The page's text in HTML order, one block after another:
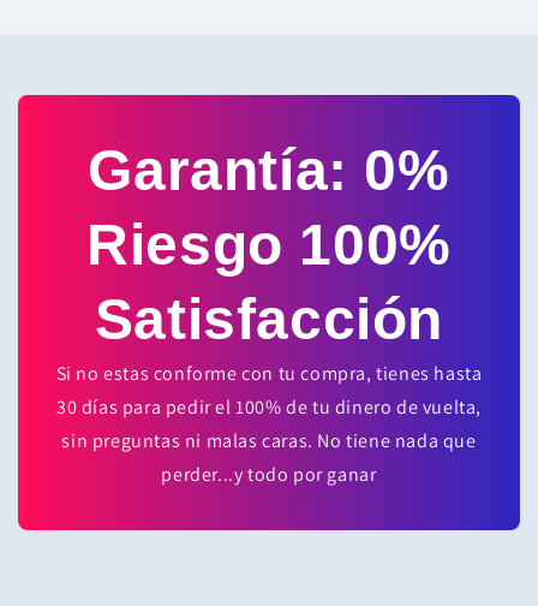
Garantía: 0%
Riesgo 100%
Satisfacción
Si no estas conforme con tu compra, tienes hasta
30 días para pedir el 100% de tu dinero de vuelta,
sin preguntas ni malas caras. No tiene nada que
perder...y todo por ganar